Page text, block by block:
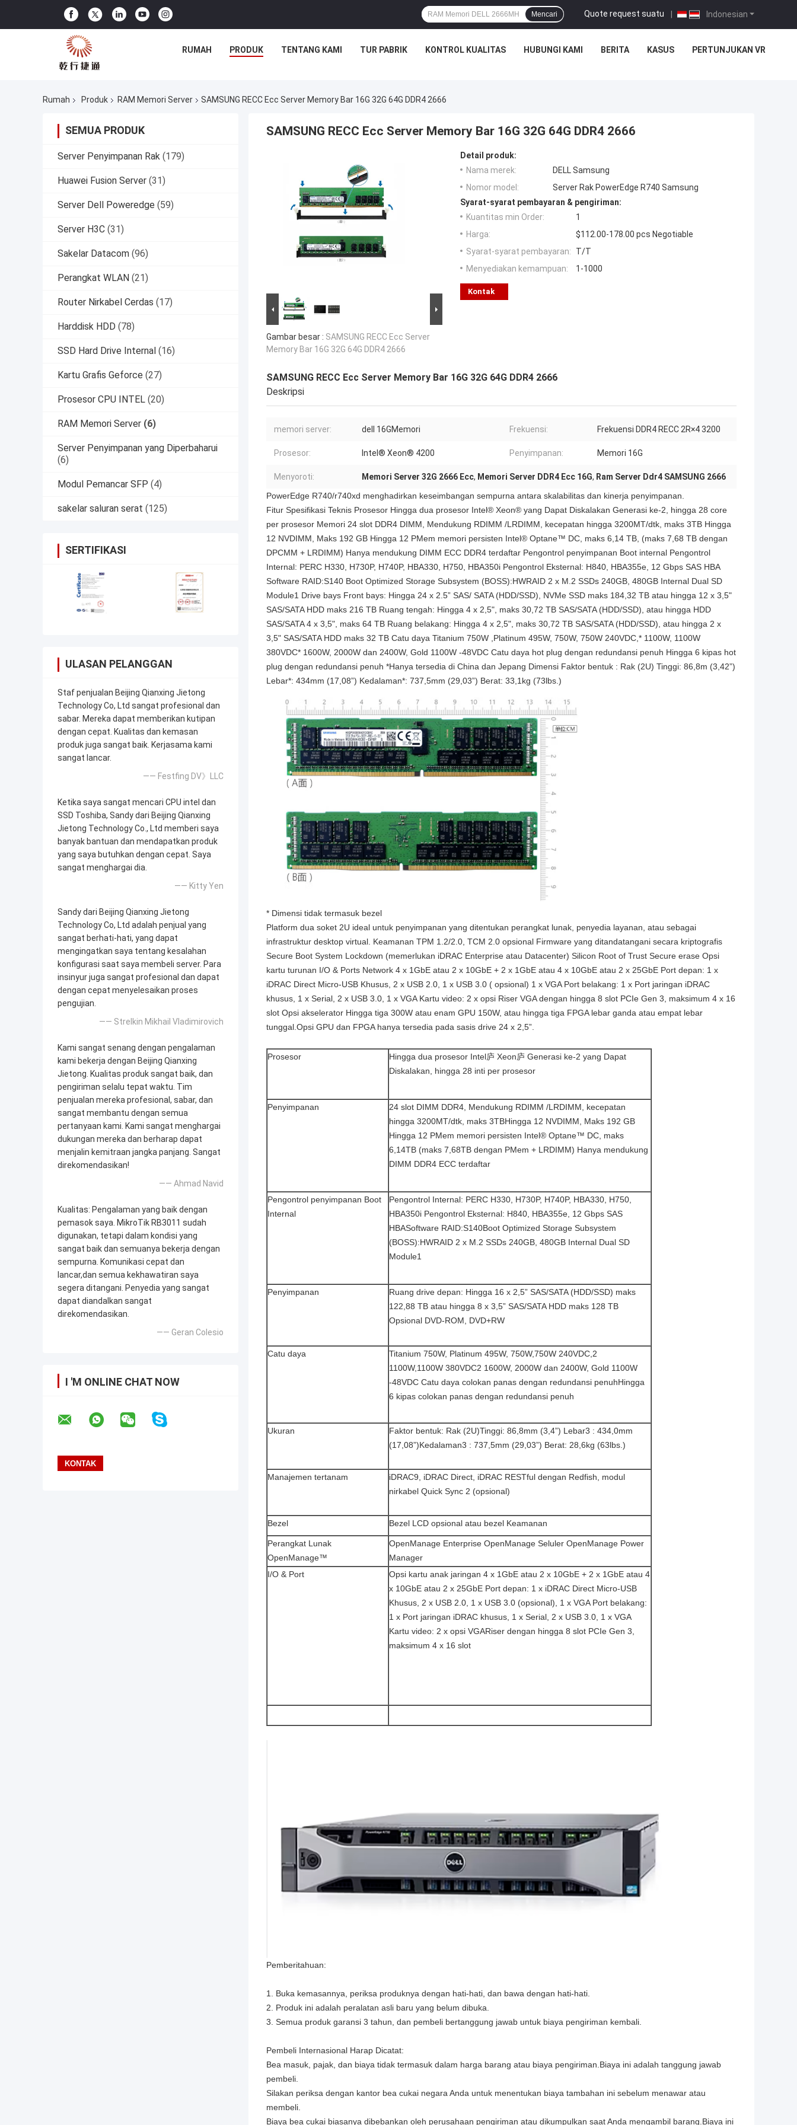
Indonesian
Quote request suatu |
Mencari
RUMAH PRODUK TENTANG KAMI TUR PABRIK KONTROL KUALITAS HUBUNGI KAMI BERITA KASUS PERTUNJUKAN VR
Rumah Produk RAM Memori Server SAMSUNG RECC Ecc Server Memory Bar 16G 32G 64G DDR4 2666
SEMUA PRODUK
Server Penyimpanan Rak (179)
Huawei Fusion Server (31)
Server Dell Poweredge (59)
Server H3C (31)
Sakelar Datacom (96)
Perangkat WLAN (21)
Router Nirkabel Cerdas (17)
Harddisk HDD (78)
SSD Hard Drive Internal (16)
Kartu Grafis Geforce (27)
Prosesor CPU INTEL (20)
RAM Memori Server (6)
Server Penyimpanan yang Diperbaharui
(6)
Modul Pemancar SFP (4)
sakelar saluran serat (125)
SERTIFIKASI
ULASAN PELANGGAN
Staf penjualan Beijing Qianxing Jietong
Technology Co, Ltd sangat profesional dan
sabar. Mereka dapat memberikan kutipan
dengan cepat. Kualitas dan kemasan
produk juga sangat baik. Kerjasama kami
sangat lancar.
—— Festfing DV》LLC
Ketika saya sangat mencari CPU intel dan
SSD Toshiba, Sandy dari Beijing Qianxing
Jietong Technology Co., Ltd memberi saya
banyak bantuan dan mendapatkan produk
yang saya butuhkan dengan cepat. Saya
sangat menghargai dia.
—— Kitty Yen
Sandy dari Beijing Qianxing Jietong
Technology Co, Ltd adalah penjual yang
sangat berhati-hati, yang dapat
mengingatkan saya tentang kesalahan
konfigurasi saat saya membeli server. Para
insinyur juga sangat profesional dan dapat
dengan cepat menyelesaikan proses
pengujian.
—— Strelkin Mikhail Vladimirovich
Kami sangat senang dengan pengalaman
kami bekerja dengan Beijing Qianxing
Jietong. Kualitas produk sangat baik, dan
pengiriman selalu tepat waktu. Tim
penjualan mereka profesional, sabar, dan
sangat membantu dengan semua
pertanyaan kami. Kami sangat menghargai
dukungan mereka dan berharap dapat
menjalin kemitraan jangka panjang. Sangat
direkomendasikan!
—— Ahmad Navid
Kualitas: Pengalaman yang baik dengan
pemasok saya. MikroTik RB3011 sudah
digunakan, tetapi dalam kondisi yang
sangat baik dan semuanya bekerja dengan
sempurna. Komunikasi cepat dan
lancar,dan semua kekhawatiran saya
segera ditangani. Penyedia yang sangat
dapat diandalkan sangat
direkomendasikan.
—— Geran Colesio
I 'M ONLINE CHAT NOW
SAMSUNG RECC Ecc Server Memory Bar 16G 32G 64G DDR4 2666
Gambar besar : SAMSUNG RECC Ecc Server
Memory Bar 16G 32G 64G DDR4 2666
Detail produk:
Nama merek:
DELL Samsung
Nomor model:
Server Rak PowerEdge R740 Samsung
Syarat-syarat pembayaran & pengiriman:
Kuantitas min Order:
1
Harga:
$112.00-178.00 pcs Negotiable
Syarat-syarat pembayaran:
T/T
Menyediakan kemampuan:
1-1000
Kontak
SAMSUNG RECC Ecc Server Memory Bar 16G 32G 64G DDR4 2666
Deskripsi
memori server: dell 16GMemori Frekuensi: Frekuensi DDR4 RECC 2R×4 3200
Prosesor: Intel® Xeon® 4200 Penyimpanan: Memori 16G
Menyoroti: Memori Server 32G 2666 Ecc, Memori Server DDR4 Ecc 16G, Ram Server Ddr4 SAMSUNG 2666
PowerEdge R740/r740xd menghadirkan keseimbangan sempurna antara skalabilitas dan kinerja penyimpanan.
Fitur Spesifikasi Teknis Prosesor Hingga dua prosesor Intel® Xeon® yang Dapat Diskalakan Generasi ke-2, hingga 28 core
per prosesor Memori 24 slot DDR4 DIMM, Mendukung RDIMM /LRDIMM, kecepatan hingga 3200MT/dtk, maks 3TB Hingga
12 NVDIMM, Maks 192 GB Hingga 12 PMem memori persisten Intel® Optane™ DC, maks 6,14 TB, (maks 7,68 TB dengan
DPCMM + LRDIMM) Hanya mendukung DIMM ECC DDR4 terdaftar Pengontrol penyimpanan Boot internal Pengontrol
Internal: PERC H330, H730P, H740P, HBA330, H750, HBA350i Pengontrol Eksternal: H840, HBA355e, 12 Gbps SAS HBA
Software RAID:S140 Boot Optimized Storage Subsystem (BOSS):HWRAID 2 x M.2 SSDs 240GB, 480GB Internal Dual SD
Module1 Drive bays Front bays: Hingga 24 x 2.5” SAS/ SATA (HDD/SSD), NVMe SSD maks 184,32 TB atau hingga 12 x 3,5"
SAS/SATA HDD maks 216 TB Ruang tengah: Hingga 4 x 2,5", maks 30,72 TB SAS/SATA (HDD/SSD), atau hingga HDD
SAS/SATA 4 x 3,5", maks 64 TB Ruang belakang: Hingga 4 x 2,5", maks 30,72 TB SAS/SATA (HDD/SSD), atau hingga 2 x
3,5" SAS/SATA HDD maks 32 TB Catu daya Titanium 750W ,Platinum 495W, 750W, 750W 240VDC,* 1100W, 1100W
380VDC* 1600W, 2000W dan 2400W, Gold 1100W -48VDC Catu daya hot plug dengan redundansi penuh Hingga 6 kipas hot
plug dengan redundansi penuh *Hanya tersedia di China dan Jepang Dimensi Faktor bentuk : Rak (2U) Tinggi: 86,8m (3,42”)
Lebar*: 434mm (17,08”) Kedalaman*: 737,5mm (29,03”) Berat: 33,1kg (73lbs.)
* Dimensi tidak termasuk bezel
Platform dua soket 2U ideal untuk penyimpanan yang ditentukan perangkat lunak, penyedia layanan, atau sebagai
infrastruktur desktop virtual. Keamanan TPM 1.2/2.0, TCM 2.0 opsional Firmware yang ditandatangani secara kriptografis
Secure Boot System Lockdown (memerlukan iDRAC Enterprise atau Datacenter) Silicon Root of Trust Secure erase Opsi
kartu turunan I/O & Ports Network 4 x 1GbE atau 2 x 10GbE + 2 x 1GbE atau 4 x 10GbE atau 2 x 25GbE Port depan: 1 x
iDRAC Direct Micro-USB Khusus, 2 x USB 2.0, 1 x USB 3.0 ( opsional) 1 x VGA Port belakang: 1 x Port jaringan iDRAC
khusus, 1 x Serial, 2 x USB 3.0, 1 x VGA Kartu video: 2 x opsi Riser VGA dengan hingga 8 slot PCIe Gen 3, maksimum 4 x 16
slot Opsi akselerator Hingga tiga 300W atau enam GPU 150W, atau hingga tiga FPGA lebar ganda atau empat lebar
tunggal.Opsi GPU dan FPGA hanya tersedia pada sasis drive 24 x 2,5”.
Prosesor
Hingga dua prosesor Intel庐 Xeon庐 Generasi ke-2 yang Dapat
Diskalakan, hingga 28 inti per prosesor
Penyimpanan
24 slot DIMM DDR4, Mendukung RDIMM /LRDIMM, kecepatan
hingga 3200MT/dtk, maks 3TBHingga 12 NVDIMM, Maks 192 GB
Hingga 12 PMem memori persisten Intel® Optane™ DC, maks
6,14TB (maks 7,68TB dengan PMem + LRDIMM) Hanya mendukung
DIMM DDR4 ECC terdaftar
Pengontrol penyimpanan Boot
Internal
Pengontrol Internal: PERC H330, H730P, H740P, HBA330, H750,
HBA350i Pengontrol Eksternal: H840, HBA355e, 12 Gbps SAS
HBASoftware RAID:S140Boot Optimized Storage Subsystem
(BOSS):HWRAID 2 x M.2 SSDs 240GB, 480GB Internal Dual SD
Module1
Penyimpanan
Ruang drive depan: Hingga 16 x 2,5” SAS/SATA (HDD/SSD) maks
122,88 TB atau hingga 8 x 3,5” SAS/SATA HDD maks 128 TB
Opsional DVD-ROM, DVD+RW
Catu daya
Titanium 750W, Platinum 495W, 750W,750W 240VDC,2
1100W,1100W 380VDC2 1600W, 2000W dan 2400W, Gold 1100W
-48VDC Catu daya colokan panas dengan redundansi penuhHingga
6 kipas colokan panas dengan redundansi penuh
Ukuran
Faktor bentuk: Rak (2U)Tinggi: 86,8mm (3,4”) Lebar3 : 434,0mm
(17,08”)Kedalaman3 : 737,5mm (29,03”) Berat: 28,6kg (63lbs.)
Manajemen tertanam
iDRAC9, iDRAC Direct, iDRAC RESTful dengan Redfish, modul
nirkabel Quick Sync 2 (opsional)
Bezel Bezel LCD opsional atau bezel Keamanan
Perangkat Lunak
OpenManage™
OpenManage Enterprise OpenManage Seluler OpenManage Power
Manager
I/O & Port
Opsi kartu anak jaringan 4 x 1GbE atau 2 x 10GbE + 2 x 1GbE atau 4
x 10GbE atau 2 x 25GbE Port depan: 1 x iDRAC Direct Micro-USB
Khusus, 2 x USB 2.0, 1 x USB 3.0 (opsional), 1 x VGA Port belakang:
1 x Port jaringan iDRAC khusus, 1 x Serial, 2 x USB 3.0, 1 x VGA
Kartu video: 2 x opsi VGARiser dengan hingga 8 slot PCIe Gen 3,
maksimum 4 x 16 slot
Pemberitahuan:
1. Buka kemasannya, periksa produknya dengan hati-hati, dan bawa dengan hati-hati.
2. Produk ini adalah peralatan asli baru yang belum dibuka.
3. Semua produk garansi 3 tahun, dan pembeli bertanggung jawab untuk biaya pengiriman kembali.
Pembeli Internasional Harap Dicatat:
Bea masuk, pajak, dan biaya tidak termasuk dalam harga barang atau biaya pengiriman.Biaya ini adalah tanggung jawab
pembeli.
Silakan periksa dengan kantor bea cukai negara Anda untuk menentukan biaya tambahan ini sebelum menawar atau
membeli.
Biaya bea cukai biasanya dibebankan oleh perusahaan pengiriman atau dikumpulkan saat Anda mengambil barang.Biaya ini